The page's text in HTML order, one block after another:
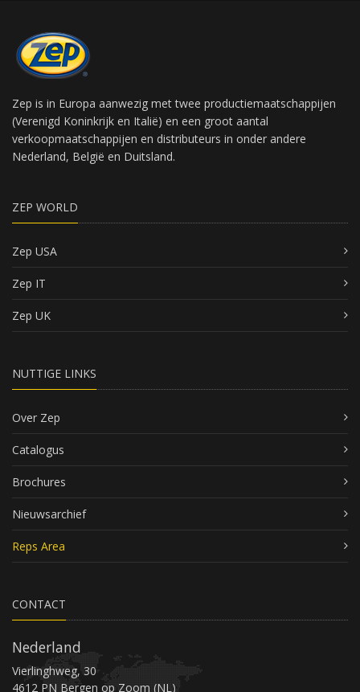
Zep is in Europa aanwezig met twee productiemaatschappijen
(Verenigd Koninkrijk en Italië) en een groot aantal
verkoopmaatschappijen en distributeurs in onder andere
Nederland, België en Duitsland.
ZEP WORLD
Zep USA
Zep IT
Zep UK
NUTTIGE LINKS
Over Zep
Catalogus
Brochures
Nieuwsarchief
Reps Area
CONTACT
Nederland
Vierlinghweg, 30
4612 PN Bergen op Zoom (NL)